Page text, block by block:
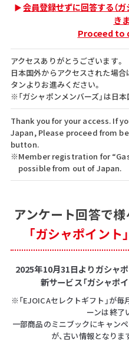
会員登録せずに回答する（
き
Proceed to
アクセスありがとうございます。
日本国外からアクセスされた場合
タンよりお進みください。
※「ガシャポンメンバーズ」は日
Thank you for your access. If
Japan, Please proceed from
button.
※Member registration for
possible from out of Japan.
アンケート回答で
「ガシャポイント」
2025年10月31日よりガシャ
新サービス「ガシャポ
※「EJOICAセレクトギフト」が
ーンは終了
一部商品のミニブックにキャン
が、古い情報となりま